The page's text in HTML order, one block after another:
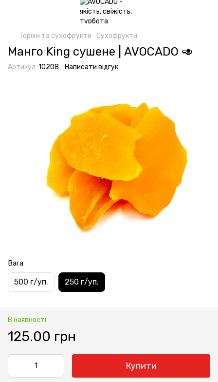
Горіхи та сухофрукти Сухофрукти
Манго King сушене | AVOCADO 🥑
Артикул: 10208 Написати відгук
Вага
500 г/уп. 250 г/уп.
В наявності
125.00 грн
Купити